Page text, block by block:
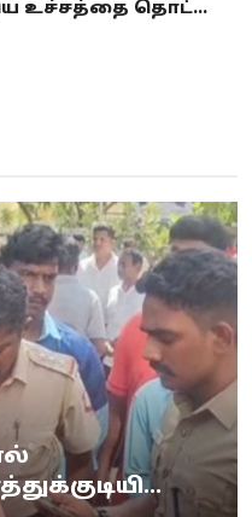
உச்சத்தை தொட்...